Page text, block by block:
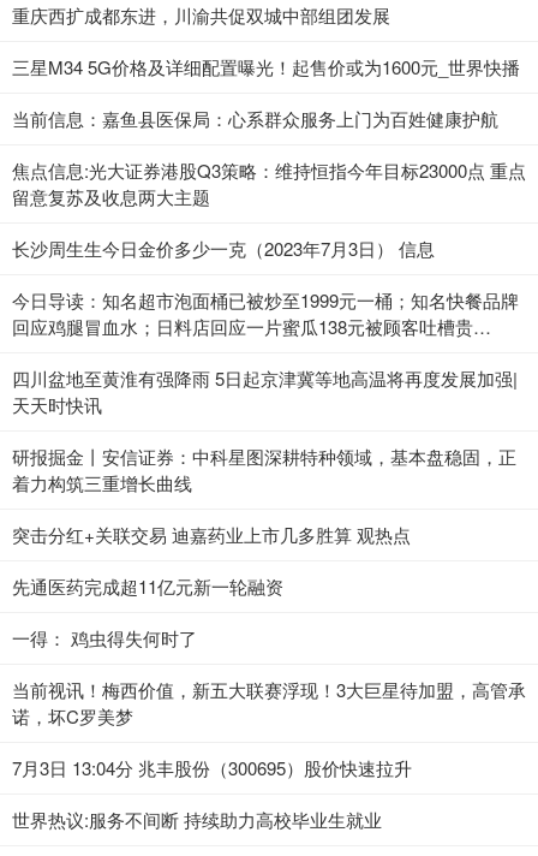
重庆西扩成都东进，川渝共促双城中部组团发展
三星M34 5G价格及详细配置曝光！起售价或为1600元_世界快播
当前信息：嘉鱼县医保局：心系群众服务上门为百姓健康护航
焦点信息:光大证券港股Q3策略：维持恒指今年目标23000点 重点
留意复苏及收息两大主题
长沙周生生今日金价多少一克（2023年7月3日） 信息
今日导读：知名超市泡面桶已被炒至1999元一桶；知名快餐品牌
回应鸡腿冒血水；日料店回应一片蜜瓜138元被顾客吐槽贵
四川盆地至黄淮有强降雨 5日起京津冀等地高温将再度发展加强|
天天时快讯
研报掘金丨安信证券：中科星图深耕特种领域，基本盘稳固，正
着力构筑三重增长曲线
突击分红+关联交易 迪嘉药业上市几多胜算 观热点
先通医药完成超11亿元新一轮融资
一得： 鸡虫得失何时了
当前视讯！梅西价值，新五大联赛浮现！3大巨星待加盟，高管承
诺，坏C罗美梦
7月3日 13:04分 兆丰股份（300695）股价快速拉升
世界热议:服务不间断 持续助力高校毕业生就业